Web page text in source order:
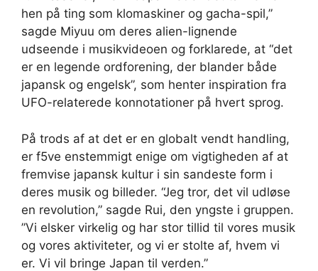
hen på ting som klomaskiner og gacha-spil,”
sagde Miyuu om deres alien-lignende
udseende i musikvideoen og forklarede, at “det
er en legende ordforening, der blander både
japansk og engelsk”, som henter inspiration fra
UFO-relaterede konnotationer på hvert sprog.
På trods af at det er en globalt vendt handling,
er f5ve enstemmigt enige om vigtigheden af ​​at
fremvise japansk kultur i sin sandeste form i
deres musik og billeder. “Jeg tror, ​​det vil udløse
en revolution,” sagde Rui, den yngste i gruppen.
”Vi elsker virkelig og har stor tillid til vores musik
og vores aktiviteter, og vi er stolte af, hvem vi
er. Vi vil bringe Japan til verden.”